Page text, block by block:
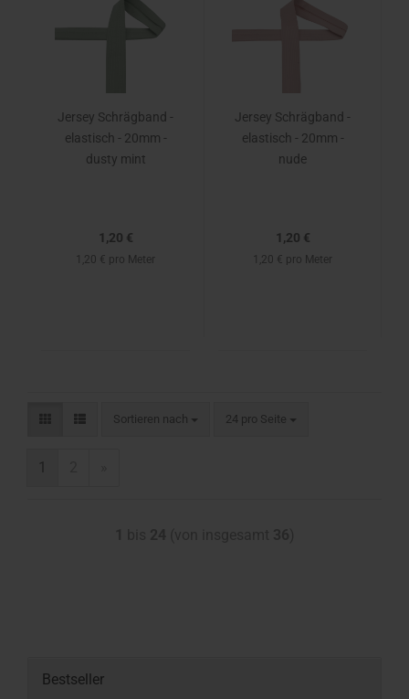
Jersey Schrägband -
elastisch - 20mm -
dusty mint
1,20 €
1,20 € pro Meter
Jersey Schrägband -
elastisch - 20mm -
nude
1,20 €
1,20 € pro Meter
Sortieren nach 24 pro Seite
1
Bestseller